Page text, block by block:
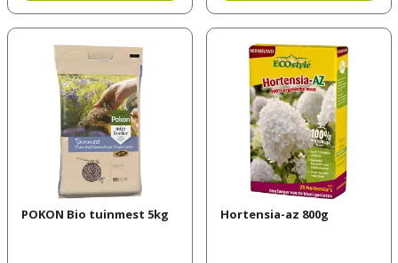
POKON Bio tuinmest 5kg Hortensia-az 800g